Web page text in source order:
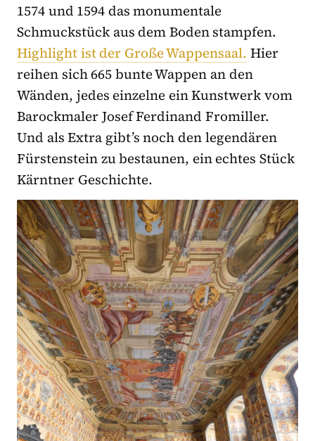
1574 und 1594 das monumentale
Schmuckstück aus dem Boden stampfen.
Highlight ist der Große Wappensaal. Hier
reihen sich 665 bunte Wappen an den
Wänden, jedes einzelne ein Kunstwerk vom
Barockmaler Josef Ferdinand Fromiller.
Und als Extra gibt’s noch den legendären
Fürstenstein zu bestaunen, ein echtes Stück
Kärntner Geschichte.